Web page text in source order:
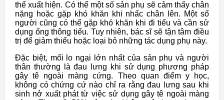
thể xuất hiện. Có thể một số sản phụ sẽ cảm thấy chân
nặng hoặc gặp khó khăn khi nhấc chân lên. Một số
người cũng có thể gặp khó khăn khi đi tiểu và cần sử
dụng ống thông tiểu. Tuy nhiên, bác sĩ sẽ tận tâm điều
trị để giảm thiểu hoặc loại bỏ những tác dụng phụ này.
Đặc biệt, mối lo ngại lớn nhất của sản phụ và người
thân thường là đau lưng khi sử dụng phương pháp
gây tê ngoài màng cứng. Theo quan điểm y học,
không có chứng cứ nào chỉ ra rằng đau lưng sau khi
sinh nở xuất phát từ việc sử dụng gây tê ngoài màng